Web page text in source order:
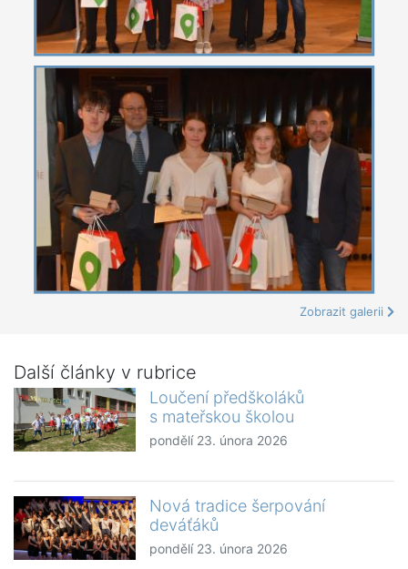
Zobrazit galerii
Další články v rubrice
Loučení předškoláků
s mateřskou školou
pondělí 23. února 2026
Nová tradice šerpování
deváťáků
pondělí 23. února 2026